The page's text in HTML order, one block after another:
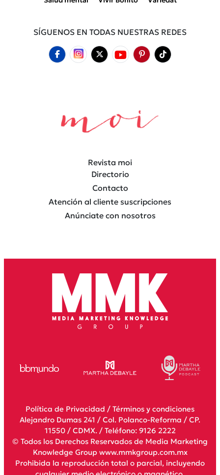
SÍGUENOS EN TODAS NUESTRAS REDES
Revista moi
Directorio
Contacto
Atención al cliente suscripciones
Anúnciate con nosotros
Política de Privacidad / Términos y condiciones
Alejandro Dumas 241 / Col. Polanco-Reforma / CP.
11550 / CDMX. / Teléfono: 9126 2222
© Todos los Derechos Reservados de Media Marketing
Knowledge Group www.mmkgroup.com.mx
Prohibida la reproducción total o parcial, incluyendo